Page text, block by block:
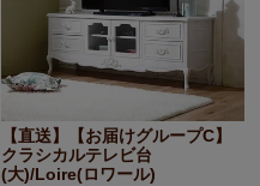
【直送】【お届けグループC】
クラシカルテレビ台
(大)/Loire(ロワール)